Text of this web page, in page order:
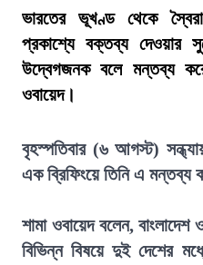
ভারতের ভূখণ্ড থেকে
প্রকাশ্যে বক্তব্য দেওয়ার
উদ্বেগজনক বলে মন্তব্য
ওবায়েদ।
বৃহস্পতিবার (৬ আগস্ট)
এক ব্রিফিংয়ে তিনি এ মন্তব্য
শামা ওবায়েদ বলেন,
বিভিন্ন বিষয়ে দুই দেশের